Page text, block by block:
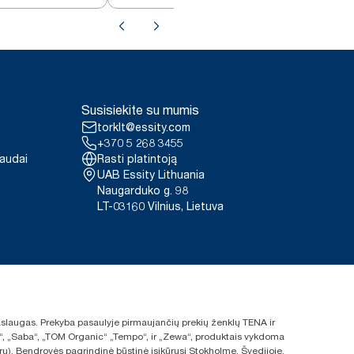
Susisiekite su mumis
torklt@essity.com
+370 5 268 3455
Rasti platintoją
UAB Essity Lithuania
Naugarduko g. 98
LT-03160 Vilnius, Lietuva
Prekyba pasaulyje pirmaujančių prekių ženklų TENA ir
„TOM Organic“ „Tempo“, ir „Zewa“, produktais vykdoma
Bendrovės pagrindinė būstinė įsikūrusi Stokholme, Švedijoje.